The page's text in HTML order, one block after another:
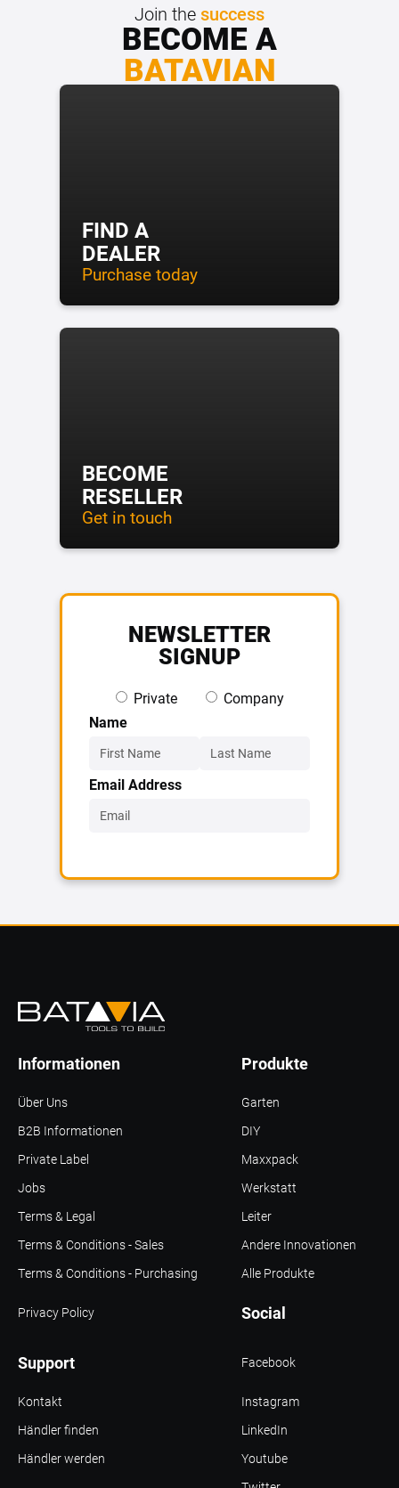
Join thesuccess
BECOME A
BATAVIAN
FIND A
DEALER
Purchase today
BECOME
RESELLER
Get in touch
NEWSLETTER
SIGNUP
Private
Company
Name
Email Address
Support
Produkte
Social
Über Uns
Informationen
B2B Informationen
Terms & Legal
Terms & Conditions - Sales
Terms & Conditions - Purchasing
Privacy Policy
Jobs
Private Label
Garten
Kontakt
Händler finden
Händler werden
DIY
Maxxpack
Werkstatt
Leiter
Alle Produkte
Andere Innovationen
Facebook
Youtube
LinkedIn
Instagram